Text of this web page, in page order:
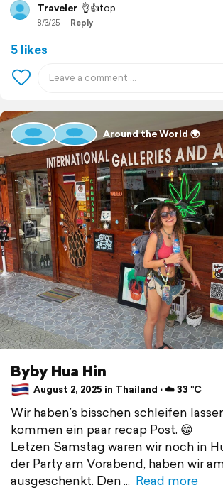
Traveler 👌👍top
8/3/25 Reply
5 likes
Around the World 🌍
Byby Hua Hin
August 2, 2025 in Thailand ⋅ ☁️ 33 °C
Wir haben’s bisschen schleifen
kommen ein paar recap Post. 😁
Letzen Samstag waren wir noch in
der Party am Vorabend, haben wir
ausgeschenkt. Den
Read more